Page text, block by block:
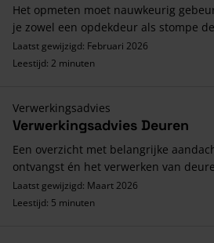
Het opmeten moet nauwkeurig
je zowel een opdekdeur als stompe
Laatst gewijzigd: Februari 2026
Leestijd: 2 minuten
Verwerkingsadvies
Verwerkingsadvies Deuren
Een overzicht met belangrijke
ontvangst én het verwerken van
Laatst gewijzigd: Maart 2026
Leestijd: 5 minuten